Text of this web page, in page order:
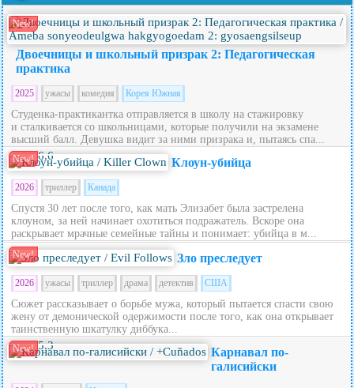
New!
Двоечницы и школьный призрак 2: Педагогическая
практика
2025 ужасы комедия Корея Южная
Студенка-практикантка отправляется в школу на стажировку
и сталкивается со школьницами, которые получили на экзамене
высший балл. Девушка видит за ними призрака и, пытаясь спа...
New! 6.6 Клоун-убийца
2026 триллер Канада
Спустя 30 лет после того, как мать Элизабет была застрелена
клоуном, за ней начинает охотиться подражатель. Вскоре она
раскрывает мрачные семейные тайны и понимает: убийца в м...
New! Зло преследует
2026 ужасы триллер драма детектив США
Сюжет рассказывает о борьбе мужа, который пытается спасти свою
жену от демонической одержимости после того, как она открывает
таинственную шкатулку диббука...
New! 5.3
Карнавал по-
галисийски